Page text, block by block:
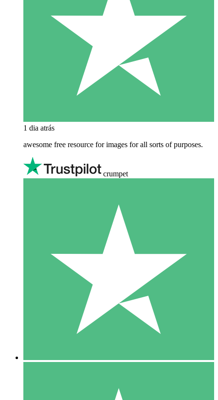
1 dia atrás
awesome free resource for images for all sorts of purposes.
crumpet